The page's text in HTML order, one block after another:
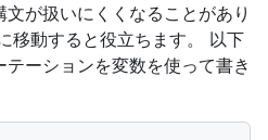
が扱いにくくなることがあり
移動すると役立ちます。 以下
ーションを変数を使って書き